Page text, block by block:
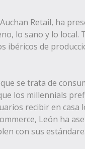
Retail, ha
lo sano y lo local.
ibéricos de
se trata de
los millennials
recibir en casa
León ha
con sus